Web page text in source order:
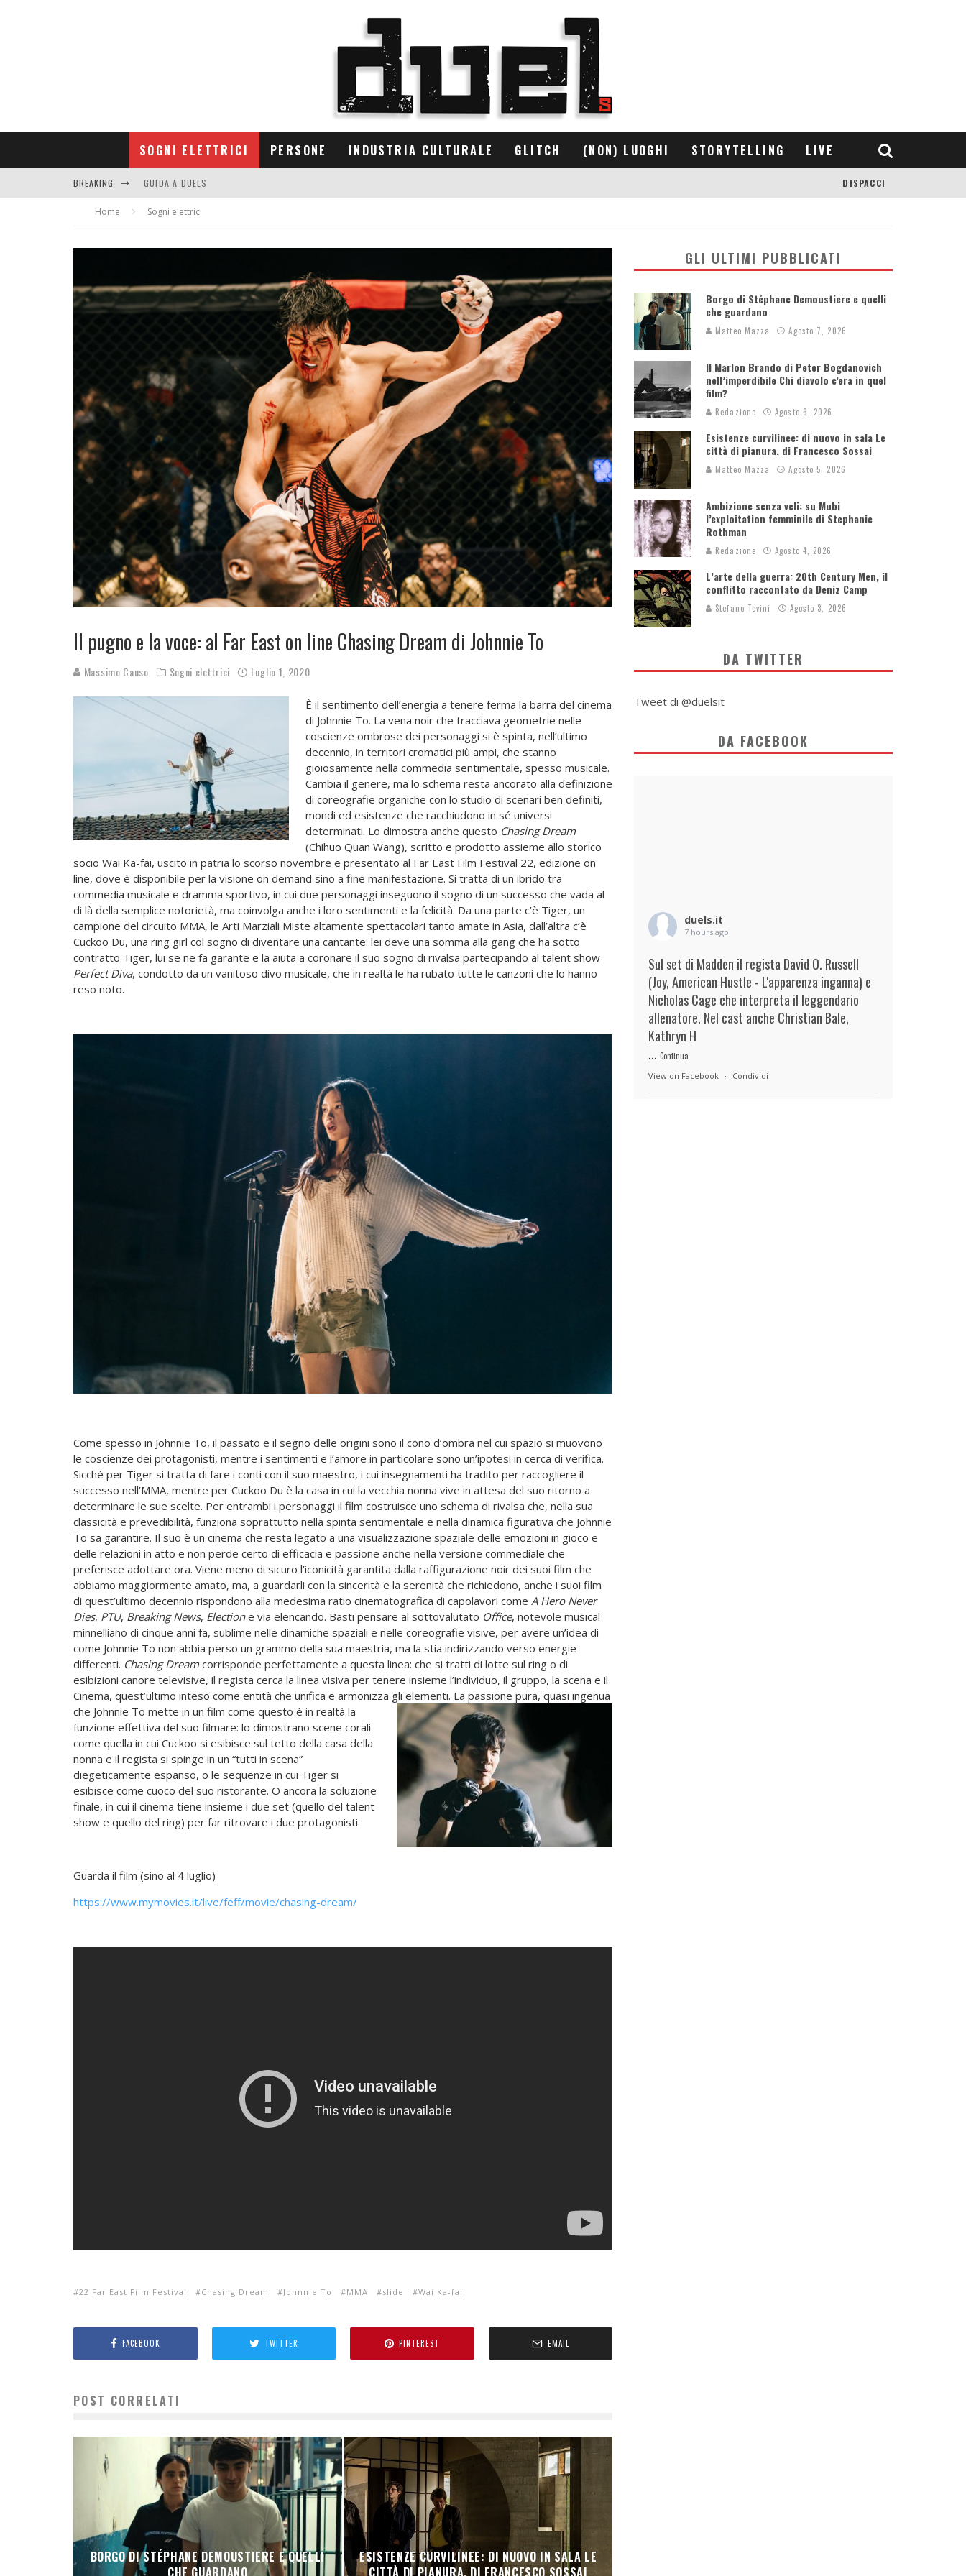
SOGNI ELETTRICI PERSONE INDUSTRIA CULTURALE GLITCH (NON) LUOGHI STORYTELLING LIVE
BREAKING GUIDA A DUELS
CONTRIBUTORS
DISPACCI
Home Sogni elettrici
Il pugno e la voce: al Far East on line Chasing Dream di Johnnie To
Massimo Causo Sogni elettrici Luglio 1, 2020
È il sentimento dell’energia a tenere ferma la barra del cinema
di Johnnie To. La vena noir che tracciava geometrie nelle
coscienze ombrose dei personaggi si è spinta, nell’ultimo
decennio, in territori cromatici più ampi, che stanno
gioiosamente nella commedia sentimentale, spesso musicale.
Cambia il genere, ma lo schema resta ancorato alla definizione
di coreografie organiche con lo studio di scenari ben definiti,
mondi ed esistenze che racchiudono in sé universi
determinati. Lo dimostra anche questo Chasing Dream
(Chihuo Quan Wang), scritto e prodotto assieme allo storico
socio Wai Ka-fai, uscito in patria lo scorso novembre e presentato al Far East Film Festival 22, edizione on
line, dove è disponibile per la visione on demand sino a fine manifestazione. Si tratta di un ibrido tra
commedia musicale e dramma sportivo, in cui due personaggi inseguono il sogno di un successo che vada al
di là della semplice notorietà, ma coinvolga anche i loro sentimenti e la felicità. Da una parte c’è Tiger, un
campione del circuito MMA, le Arti Marziali Miste altamente spettacolari tanto amate in Asia, dall’altra c’è
Cuckoo Du, una ring girl col sogno di diventare una cantante: lei deve una somma alla gang che ha sotto
contratto Tiger, lui se ne fa garante e la aiuta a coronare il suo sogno di rivalsa partecipando al talent show
Perfect Diva, condotto da un vanitoso divo musicale, che in realtà le ha rubato tutte le canzoni che lo hanno
reso noto.
Come spesso in Johnnie To, il passato e il segno delle origini sono il cono d’ombra nel cui spazio si muovono
le coscienze dei protagonisti, mentre i sentimenti e l’amore in particolare sono un’ipotesi in cerca di verifica.
Sicché per Tiger si tratta di fare i conti con il suo maestro, i cui insegnamenti ha tradito per raccogliere il
successo nell’MMA, mentre per Cuckoo Du è la casa in cui la vecchia nonna vive in attesa del suo ritorno a
determinare le sue scelte. Per entrambi i personaggi il film costruisce uno schema di rivalsa che, nella sua
classicità e prevedibilità, funziona soprattutto nella spinta sentimentale e nella dinamica figurativa che Johnnie
To sa garantire. Il suo è un cinema che resta legato a una visualizzazione spaziale delle emozioni in gioco e
delle relazioni in atto e non perde certo di efficacia e passione anche nella versione commediale che
preferisce adottare ora. Viene meno di sicuro l’iconicità garantita dalla raffigurazione noir dei suoi film che
abbiamo maggiormente amato, ma, a guardarli con la sincerità e la serenità che richiedono, anche i suoi film
di quest’ultimo decennio rispondono alla medesima ratio cinematografica di capolavori come A Hero Never
Dies, PTU, Breaking News, Electione via elencando. Basti pensare al sottovalutato Office, notevole musical
minnelliano di cinque anni fa, sublime nelle dinamiche spaziali e nelle coreografie visive, per avere un’idea di
come Johnnie To non abbia perso un grammo della sua maestria, ma la stia indirizzando verso energie
differenti. Chasing Dream corrisponde perfettamente a questa linea: che si tratti di lotte sul ring o di
esibizioni canore televisive, il regista cerca la linea visiva per tenere insieme l’individuo, il gruppo, la scena e il
Cinema, quest’ultimo inteso come entità che unifica e armonizza gli elementi. La passione pura, quasi ingenua
che Johnnie To mette in un film come questo è in realtà la
funzione effettiva del suo filmare: lo dimostrano scene corali
come quella in cui Cuckoo si esibisce sul tetto della casa della
nonna e il regista si spinge in un “tutti in scena”
diegeticamente espanso, o le sequenze in cui Tiger si
esibisce come cuoco del suo ristorante. O ancora la soluzione
finale, in cui il cinema tiene insieme i due set (quello del talent
show e quello del ring) per far ritrovare i due protagonisti.
Guarda il film (sino al 4 luglio)
https://www.mymovies.it/live/feff/movie/chasing-dream/
22 Far East Film Festival Chasing Dream Johnnie To MMA slide Wai Ka-fai
FACEBOOK TWITTER PINTEREST EMAIL
POST CORRELATI
BORGO DI STÉPHANE DEMOUSTIERE E QUELLI
CHE GUARDANO
ESISTENZE CURVILINEE: DI NUOVO IN SALA LE
CITTÀ DI PIANURA, DI FRANCESCO SOSSAI
GLI ULTIMI PUBBLICATI
Borgo di Stéphane Demoustiere e quelli
che guardano
Matteo Mazza Agosto 7, 2026
Il Marlon Brando di Peter Bogdanovich
nell’imperdibile Chi diavolo c’era in quel
film?
Redazione Agosto 6, 2026
Esistenze curvilinee: di nuovo in sala Le
città di pianura, di Francesco Sossai
Matteo Mazza Agosto 5, 2026
Ambizione senza veli: su Mubi
l’exploitation femminile di Stephanie
Rothman
Redazione Agosto 4, 2026
L’arte della guerra: 20th Century Men, il
conflitto raccontato da Deniz Camp
Stefano Tevini Agosto 3, 2026
DA TWITTER
Tweet di @duelsit
DA FACEBOOK
duels.it
7 hours ago
Sul set di Madden il regista David O. Russell
(Joy, American Hustle - L'apparenza inganna) e
Nicholas Cage che interpreta il leggendario
allenatore. Nel cast anche Christian Bale,
Kathryn H
... Continua
View on Facebook · Condividi